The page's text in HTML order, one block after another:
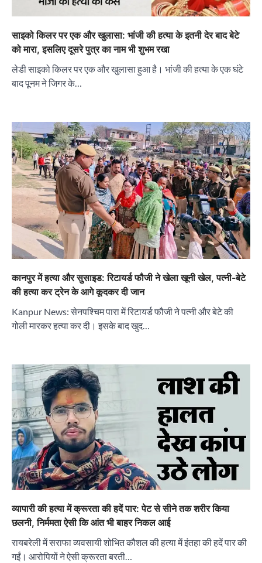
साइको किलर पर एक और खुलासा: भांजी की हत्या के इतनी देर बाद बेटे
को मारा, इसलिए दूसरे पुत्र का नाम भी शुभम रखा
लेडी साइको किलर पर एक और खुलासा हुआ है। भांजी की हत्या के एक घंटे
बाद पूनम ने जिगर के…
कानपुर में हत्या और सुसाइड: रिटायर्ड फौजी ने खेला खूनी खेल, पत्नी-बेटे
की हत्या कर ट्रेन के आगे कूदकर दी जान
Kanpur News: सेनपश्चिम पारा में रिटायर्ड फौजी ने पत्नी और बेटे की
गोली मारकर हत्या कर दी। इसके बाद खुद…
व्यापारी की हत्या में क्रूरता की हदें पार: पेट से सीने तक शरीर किया
छलनी, निर्ममता ऐसी कि आंत भी बाहर निकल आई
रायबरेली में सराफा व्यवसायी शोभित कौशल की हत्या में इंतहा की हदें पार की
गईं। आरोपियों ने ऐसी क्रूरता बरती…